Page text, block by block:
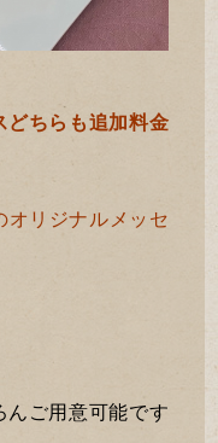
どちらも追加料金
オリジナルメッセ
んご用意可能です